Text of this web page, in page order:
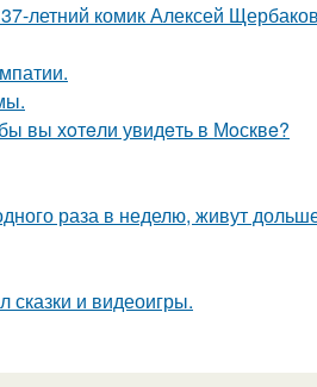
летний комик Алексей Щербаков
вы хoтeли увидeть в Мoсквe?
раза в неделю, живут
сказки и видеоигры.